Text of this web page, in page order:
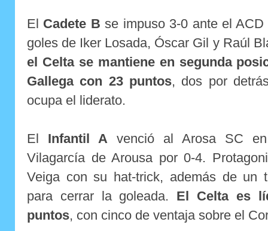
El Cadete B se impuso 3-0 ante el
goles de Iker Losada, Óscar Gil y Raúl
el Celta se mantiene en segunda
Gallega con 23 puntos, dos por
ocupa el liderato.
El Infantil A venció al Arosa SC
Vilagarcía de Arousa por 0-4.
Veiga con su hat-trick, además de un
para cerrar la goleada. El Celta es
puntos, con cinco de ventaja sobre el